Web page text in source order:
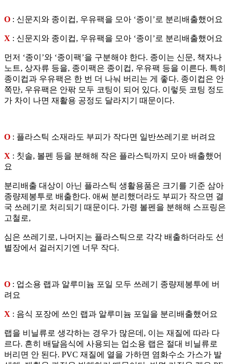
O : 신문지와 종이컵, 우유팩을 모아 ‘종이’로 분리배출했어요
X : 신문지와 종이컵, 우유팩을 모아 ‘종이’로 분리배출했어요
먼저 ‘종이’와 ‘종이팩’을 구분해야 한다. 종이는 신문, 책자나
노트, 상자류 등을, 종이팩은 종이컵, 우유팩 등을 이른다. 특히
종이컵과 우유팩은 한 번 더 나눠 버리는 게 좋다. 종이컵은 안
쪽만, 우유팩은 안팎 모두 코팅이 되어 있다. 이렇듯 코팅 정도
가 차이 나면 재활용 공정도 달라지기 때문이다.
O : 플라스틱 소재라도 부피가 작다면 일반쓰레기로 버려요
X : 칫솔, 볼펜 등을 분해해 작은 플라스틱까지 모아 배출했어
요
분리배출 대상이 아닌 플라스틱 생활용품은 크기를 기준 삼아
종량제봉투로 배출한다. 애써 분리했더라도 부피가 작으면 결
국 쓰레기로 처리되기 때문이다. 가령 볼펜을 분해해 스프링은
고철로,
심은 쓰레기로, 나머지는 플라스틱으로 각각 배출하더라도 선
별장에서 걸러지기엔 너무 작다.
O : 업소용 랩과 알루미늄 포일 모두 쓰레기 종량제봉투에 버
려요
X : 음식 포장에 쓰인 랩과 알루미늄 포일을 분리배출했어요
랩을 비닐류로 생각하는 경우가 많은데, 이는 재질에 따라 다
르다. 흔히 배달음식에 사용되는 업소용 랩은 절대 비닐류로
버리면 안 된다. PVC 재질에 열을 가하면 염화수소 가스가 발